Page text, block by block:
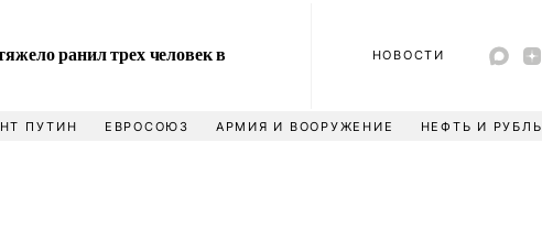
ранил трех человек в
НОВОСТИ
ПУТИН ЕВРОСОЮЗ АРМИЯ И ВООРУЖЕНИЕ НЕФТЬ И РУБЛЬ